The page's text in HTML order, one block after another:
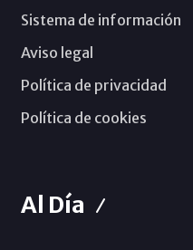
Sistema de información
Aviso legal
Política de privacidad
Política de cookies
Al Día